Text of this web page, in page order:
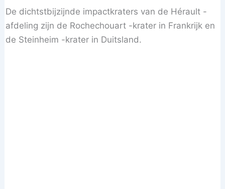
De dichtstbijzijnde impactkraters van de Hérault -
afdeling zijn de Rochechouart -krater in Frankrijk en
de Steinheim -krater in Duitsland.